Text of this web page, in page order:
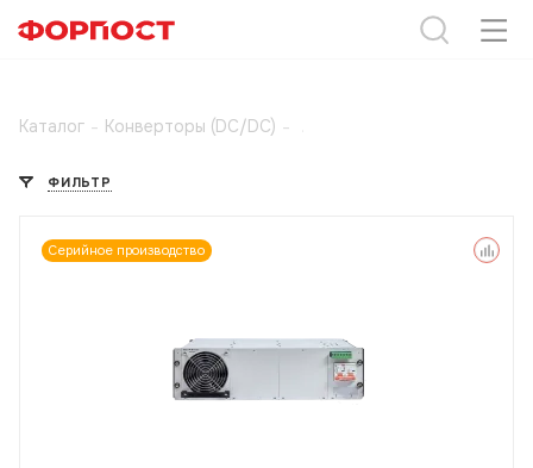
Каталог - Конверторы (DC/DC) -
ФИЛЬТР
Серийное производство